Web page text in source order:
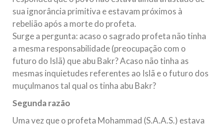
sua ignorância primitiva e estavam próximos à
rebelião após a morte do profeta.
Surge a pergunta: acaso o sagrado profeta não tinha
a mesma responsabilidade (preocupação com o
futuro do Islã) que abu Bakr? Acaso não tinha as
mesmas inquietudes referentes ao Islã e o futuro dos
muçulmanos tal qual os tinha abu Bakr?
Segunda razão
Uma vez que o profeta Mohammad (S.A.A.S.) estava